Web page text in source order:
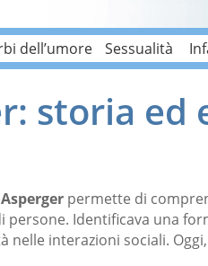
dell’umore Sessualità
storia ed
permette di
persone. Identificava una
interazioni sociali.